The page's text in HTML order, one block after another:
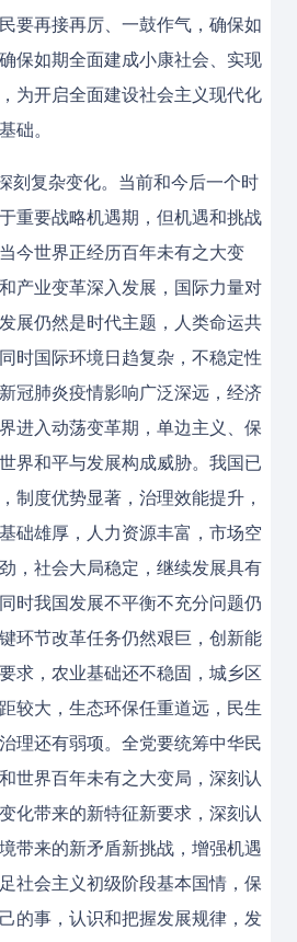
要再接再厉、一鼓作气，确保如
保如期全面建成小康社会、实现
为开启全面建设社会主义现代化
础。
刻复杂变化。当前和今后一个时
重要战略机遇期，但机遇和挑战
今世界正经历百年未有之大变
产业变革深入发展，国际力量对
展仍然是时代主题，人类命运共
时国际环境日趋复杂，不稳定性
冠肺炎疫情影响广泛深远，经济
进入动荡变革期，单边主义、保
界和平与发展构成威胁。我国已
制度优势显著，治理效能提升，
础雄厚，人力资源丰富，市场空
，社会大局稳定，继续发展具有
时我国发展不平衡不充分问题仍
环节改革任务仍然艰巨，创新能
求，农业基础还不稳固，城乡区
较大，生态环保任重道远，民生
理还有弱项。全党要统筹中华民
世界百年未有之大变局，深刻认
化带来的新特征新要求，深刻认
带来的新矛盾新挑战，增强机遇
社会主义初级阶段基本国情，保
的事，认识和把握发展规律，发